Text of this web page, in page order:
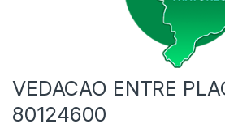
VEDACAO ENTRE
80124600